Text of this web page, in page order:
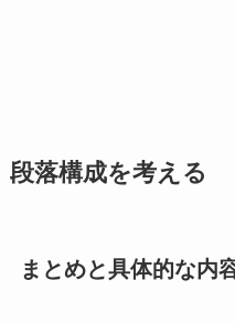
段落構成を考える
まとめと具体的な内